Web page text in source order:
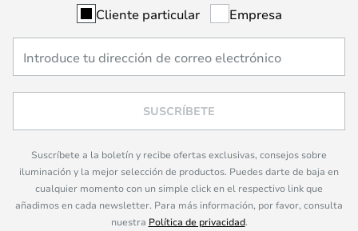
Cliente particular Empresa
SUSCRÍBETE
Suscríbete a la boletín y recibe ofertas exclusivas, consejos sobre
iluminación y la mejor selección de productos. Puedes darte de baja en
cualquier momento con un simple click en el respectivo link que
añadimos en cada newsletter. Para más información, por favor, consulta
nuestra Política de privacidad.